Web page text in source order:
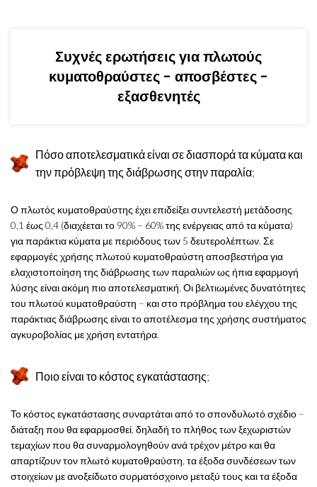
Συχνές ερωτήσεις για πλωτούς
κυματοθραύστες - αποσβέστες -
εξασθενητές
Πόσο αποτελεσματικά είναι σε διασπορά τα κύματα και
την πρόβλεψη της διάβρωσης στην παραλία;
Ο πλωτός κυματοθραύστης έχει επιδείξει συντελεστή μετάδοσης
0,1 έως 0,4 (διαχέεται το 90% – 60% της ενέργειας από τα κύματα)
για παράκτια κύματα με περιόδους των 5 δευτερολέπτων. Σε
εφαρμογές χρήσης πλωτού κυματοθραύστη αποσβεστήρα για
ελαχιστοποίηση της διάβρωσης των παραλιών ως ήπια εφαρμογή
λύσης είναι ακόμη πιο αποτελεσματική. Οι βελτιωμένες δυνατότητες
του πλωτού κυματοθραύστη – και στο πρόβλημα του ελέγχου της
παράκτιας διάβρωσης είναι το αποτέλεσμα της χρήσης συστήματος
αγκυροβολίας με χρήση εντατήρα.
Ποιο είναι το κόστος εγκατάστασης;
Το κόστος εγκατάστασης συναρτάται από το σπονδυλωτό σχέδιο –
διάταξη που θα εφαρμοσθεί, δηλαδή το πλήθος των ξεχωριστών
τεμαχίων που θα συναρμολογηθούν ανά τρέχον μέτρο και θα
απαρτίζουν τον πλωτό κυματοθραύστη, τα έξοδα συνδέσεων των
στοιχείων με ανοξείδωτο συρματόσχοινο μεταξύ τους και τα έξοδα